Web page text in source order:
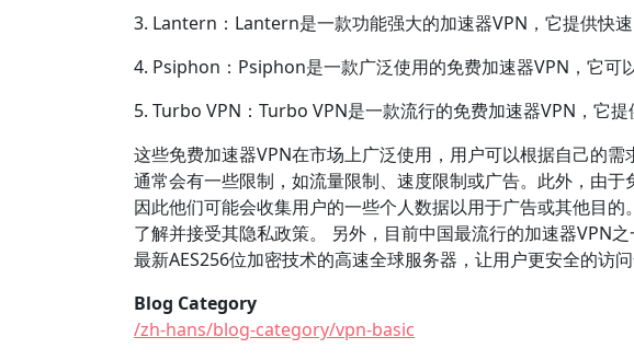
3. Lantern：Lantern是一款功能强大的加速器VPN，它提供快速
4. Psiphon：Psiphon是一款广泛使用的免费加速器VPN，它可
5. Turbo VPN：Turbo VPN是一款流行的免费加速器VPN，它提
这些免费加速器VPN在市场上广泛使用，用户可以根据自己的
通常会有一些限制，如流量限制、速度限制或广告。此外，由
因此他们可能会收集用户的一些个人数据以用于广告或其他目
了解并接受其隐私政策。 另外，目前中国最流行的加速器VPN
最新AES256位加密技术的高速全球服务器，让用户更安全的访问
Blog Category
/zh-hans/blog-category/vpn-basic